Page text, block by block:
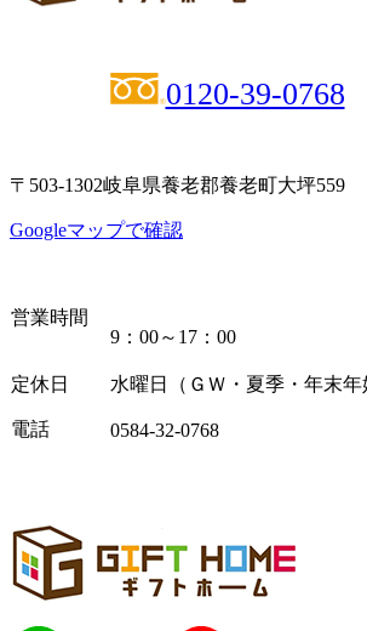
0120-39-0768
〒503-1302岐阜県養老郡養老町大坪559
Googleマップで確認
営業時間
9：00～17：00
定休日 水曜日（ＧＷ・夏季・年末年
電話 0584-32-0768